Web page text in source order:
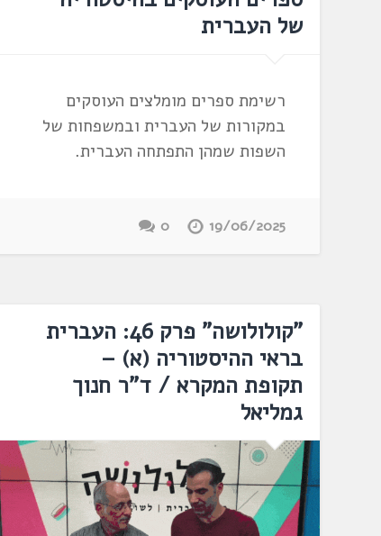
של העברית
רשימת ספרים מומלצים העוסקים
במקורות של העברית ובמשפחות של
השפות שמהן התפתחה העברית.
19/06/2025
0
"קולולושה" פרק 46: העברית
בראי ההיסטוריה (א) –
תקופת המקרא / ד"ר חנוך
גמליאל